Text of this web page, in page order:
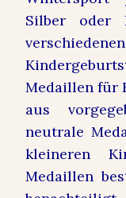
Silber oder
Medaillen für
aus
neutrale
kleineren
Medaillen